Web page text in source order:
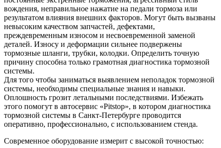
вождения, неправильное нажатие на педали тормоза или
результатом влияния внешних факторов. Могут быть вызваны
невысоким качеством запчастей, дефектами,
преждевременным износом и несвоевременной заменой
деталей. Износу и деформации сильнее подвержены
тормозные шланги, трубки, колодки. Определить точную
причину способна только грамотная диагностика тормозной
системы.
Для того чтобы заниматься выявлением неполадок тормозной
системы, необходимы специальные знания и навыки.
Оплошность грозит летальными последствиями. Избежать
этого помогут в автосервис «Pitstop», в котором диагностика
тормозной системы в Санкт-Петербурге проводится
оперативно, профессионально, с использованием стенда.
Современное оборудование измерит с высокой точностью: